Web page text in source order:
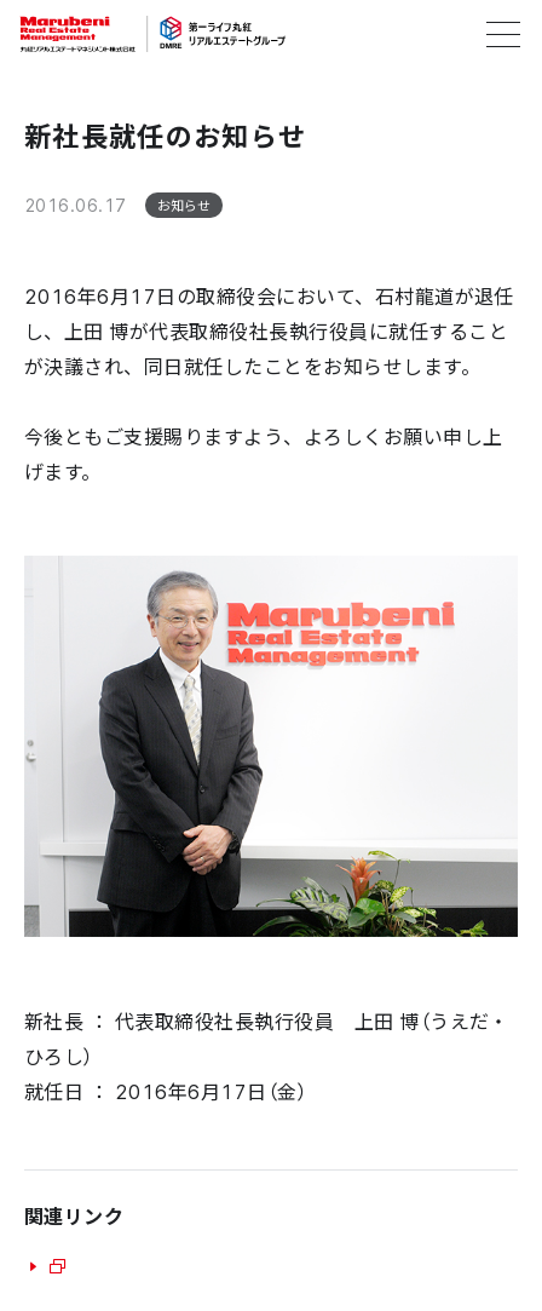
新社長就任のお知らせ
2016.06.17 お知らせ
2016年6月17日の取締役会において、石村龍道が退任
し、上田 博が代表取締役社長執行役員に就任すること
が決議され、同日就任したことをお知らせします。
今後ともご支援賜りますよう、よろしくお願い申し上
げます。
新社長 ： 代表取締役社長執行役員 上田 博（うえだ・
ひろし）
就任日 ： 2016年6月17日（金）
関連リンク